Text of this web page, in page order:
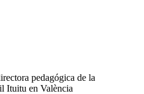
pedagógica de la
Ituitu en València